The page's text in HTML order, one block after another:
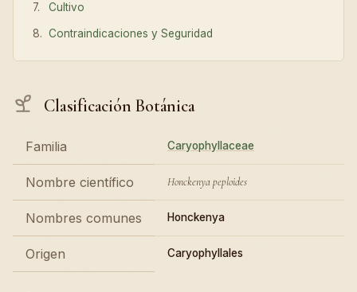
Cultivo
Contraindicaciones y Seguridad
Clasificación Botánica
Familia Caryophyllaceae
Nombre científico Honckenya peploides
Nombres comunes Honckenya
Origen Caryophyllales